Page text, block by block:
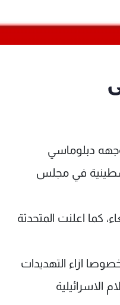
وجهه دبلوماسي
في مجلس
كما اعلنت المتحدثة
ازاء التهديدات